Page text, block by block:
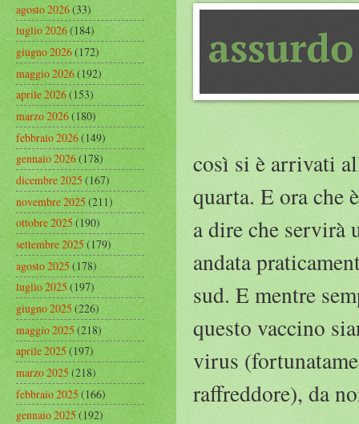
così si è arrivati
quarta. E ora che
a dire che servirà
andata
sud. E mentre
questo vaccino
virus
raffreddore), da
agosto 2026(33)
luglio 2026(184)
giugno 2026(172)
maggio 2026(192)
aprile 2026(153)
marzo 2026(180)
febbraio 2026(149)
gennaio 2026(178)
dicembre 2025(167)
novembre 2025(211)
ottobre 2025(190)
settembre 2025(179)
agosto 2025(178)
luglio 2025(197)
giugno 2025(226)
maggio 2025(218)
aprile 2025(197)
marzo 2025(218)
febbraio 2025(166)
gennaio 2025(192)